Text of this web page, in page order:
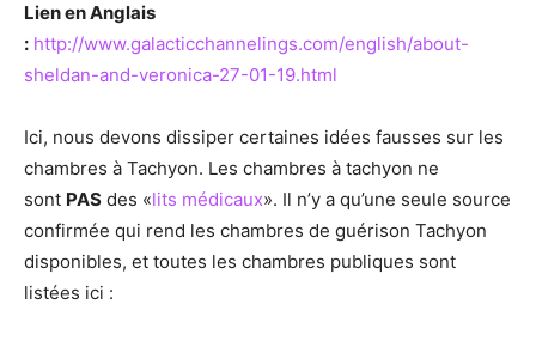
Lien en Anglais
: http://www.galacticchannelings.com/english/about-
sheldan-and-veronica-27-01-19.html
Ici, nous devons dissiper certaines idées fausses sur les
chambres à Tachyon. Les chambres à tachyon ne
sont PAS des «lits médicaux». Il n’y a qu’une seule source
confirmée qui rend les chambres de guérison Tachyon
disponibles, et toutes les chambres publiques sont
listées ici :